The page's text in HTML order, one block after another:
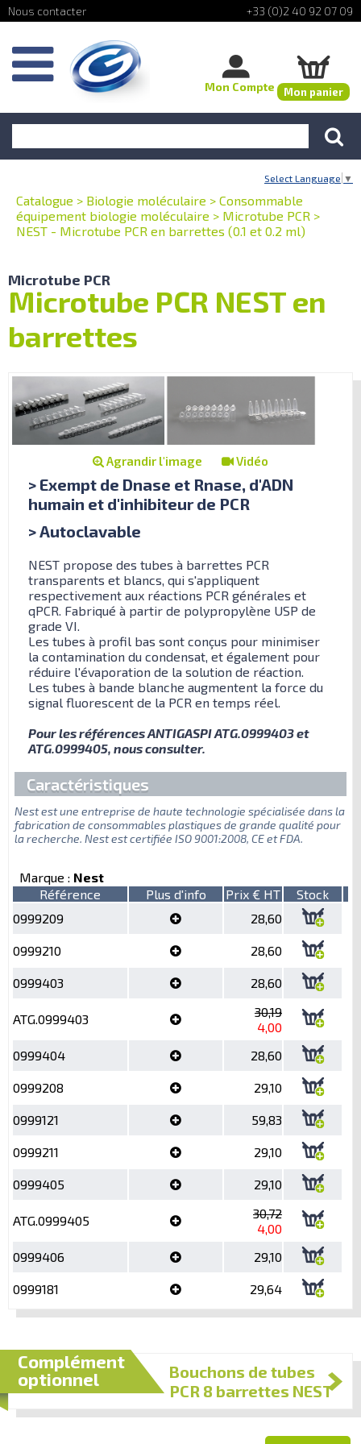
+33 (0)2 40 92 07 09
Mon Compte Mon panier
Select Language ▼
Catalogue > Biologie moléculaire > Consommable
équipement biologie moléculaire > Microtube PCR >
NEST - Microtube PCR en barrettes (0.1 et 0.2 ml)
Microtube PCR
Microtube PCR NEST en
barrettes
Agrandir l'image Vidéo
> Exempt de Dnase et Rnase, d'ADN
humain et d'inhibiteur de PCR
> Autoclavable
NEST propose des tubes à barrettes PCR
transparents et blancs, qui s'appliquent
respectivement aux réactions PCR générales et
qPCR. Fabriqué à partir de polypropylène USP de
grade VI.
Les tubes à profil bas sont conçus pour minimiser
la contamination du condensat, et également pour
réduire l'évaporation de la solution de réaction.
Les tubes à bande blanche augmentent la force du
signal fluorescent de la PCR en temps réel.
Pour les références ANTIGASPI ATG.0999403 et
ATG.0999405, nous consulter.
Caractéristiques
Nest est une entreprise de haute technologie spécialisée dans la
fabrication de consommables plastiques de grande qualité pour
la recherche. Nest est certifiée ISO 9001:2008, CE et FDA.
Marque : Nest
Référence
Plus d'info Prix € HT
Stock
0999209
28,60
0999210 28,60
0999403 28,60
ATG.0999403
30,19
4,00
0999404
28,60
0999208 29,10
0999121 59,83
0999211 29,10
0999405 29,10
ATG.0999405
30,72
4,00
0999406
29,10
0999181 29,64
Complément
optionnel
Bouchons de tubes
PCR 8 barrettes NEST